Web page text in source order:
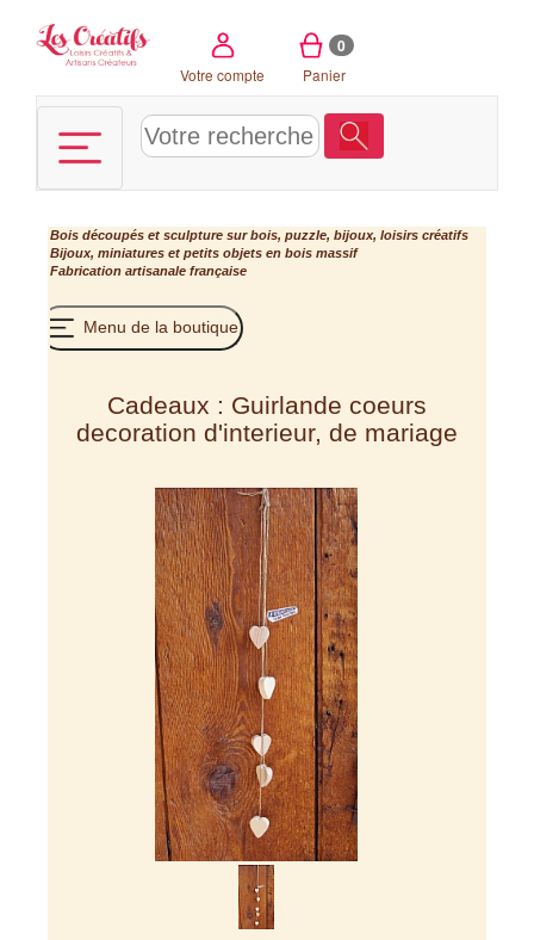
Votre compte
0
Panier
Bois découpés et sculpture sur bois, puzzle, bijoux, loisirs créatifs
Bijoux, miniatures et petits objets en bois massif
Fabrication artisanale française
Menu de la boutique
Cadeaux : Guirlande coeurs
decoration d'interieur, de mariage